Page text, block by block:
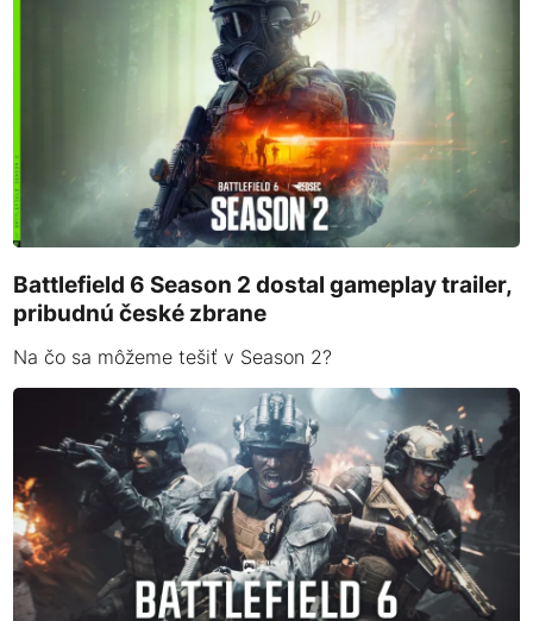
Battlefield 6 Season 2 dostal gameplay trailer,
pribudnú české zbrane
Na čo sa môžeme tešiť v Season 2?